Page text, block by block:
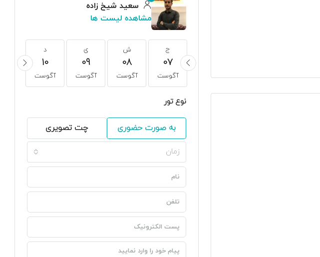
سعید شیخ زاده
مشاهده لیست ها
آگوست آگوست آگوست
ج
07
آگوست
ش
08
آگوست
ی
09
آگوست
د
10
آگوست
نوع تور
به صورت حضوری چت تصویری
زمان